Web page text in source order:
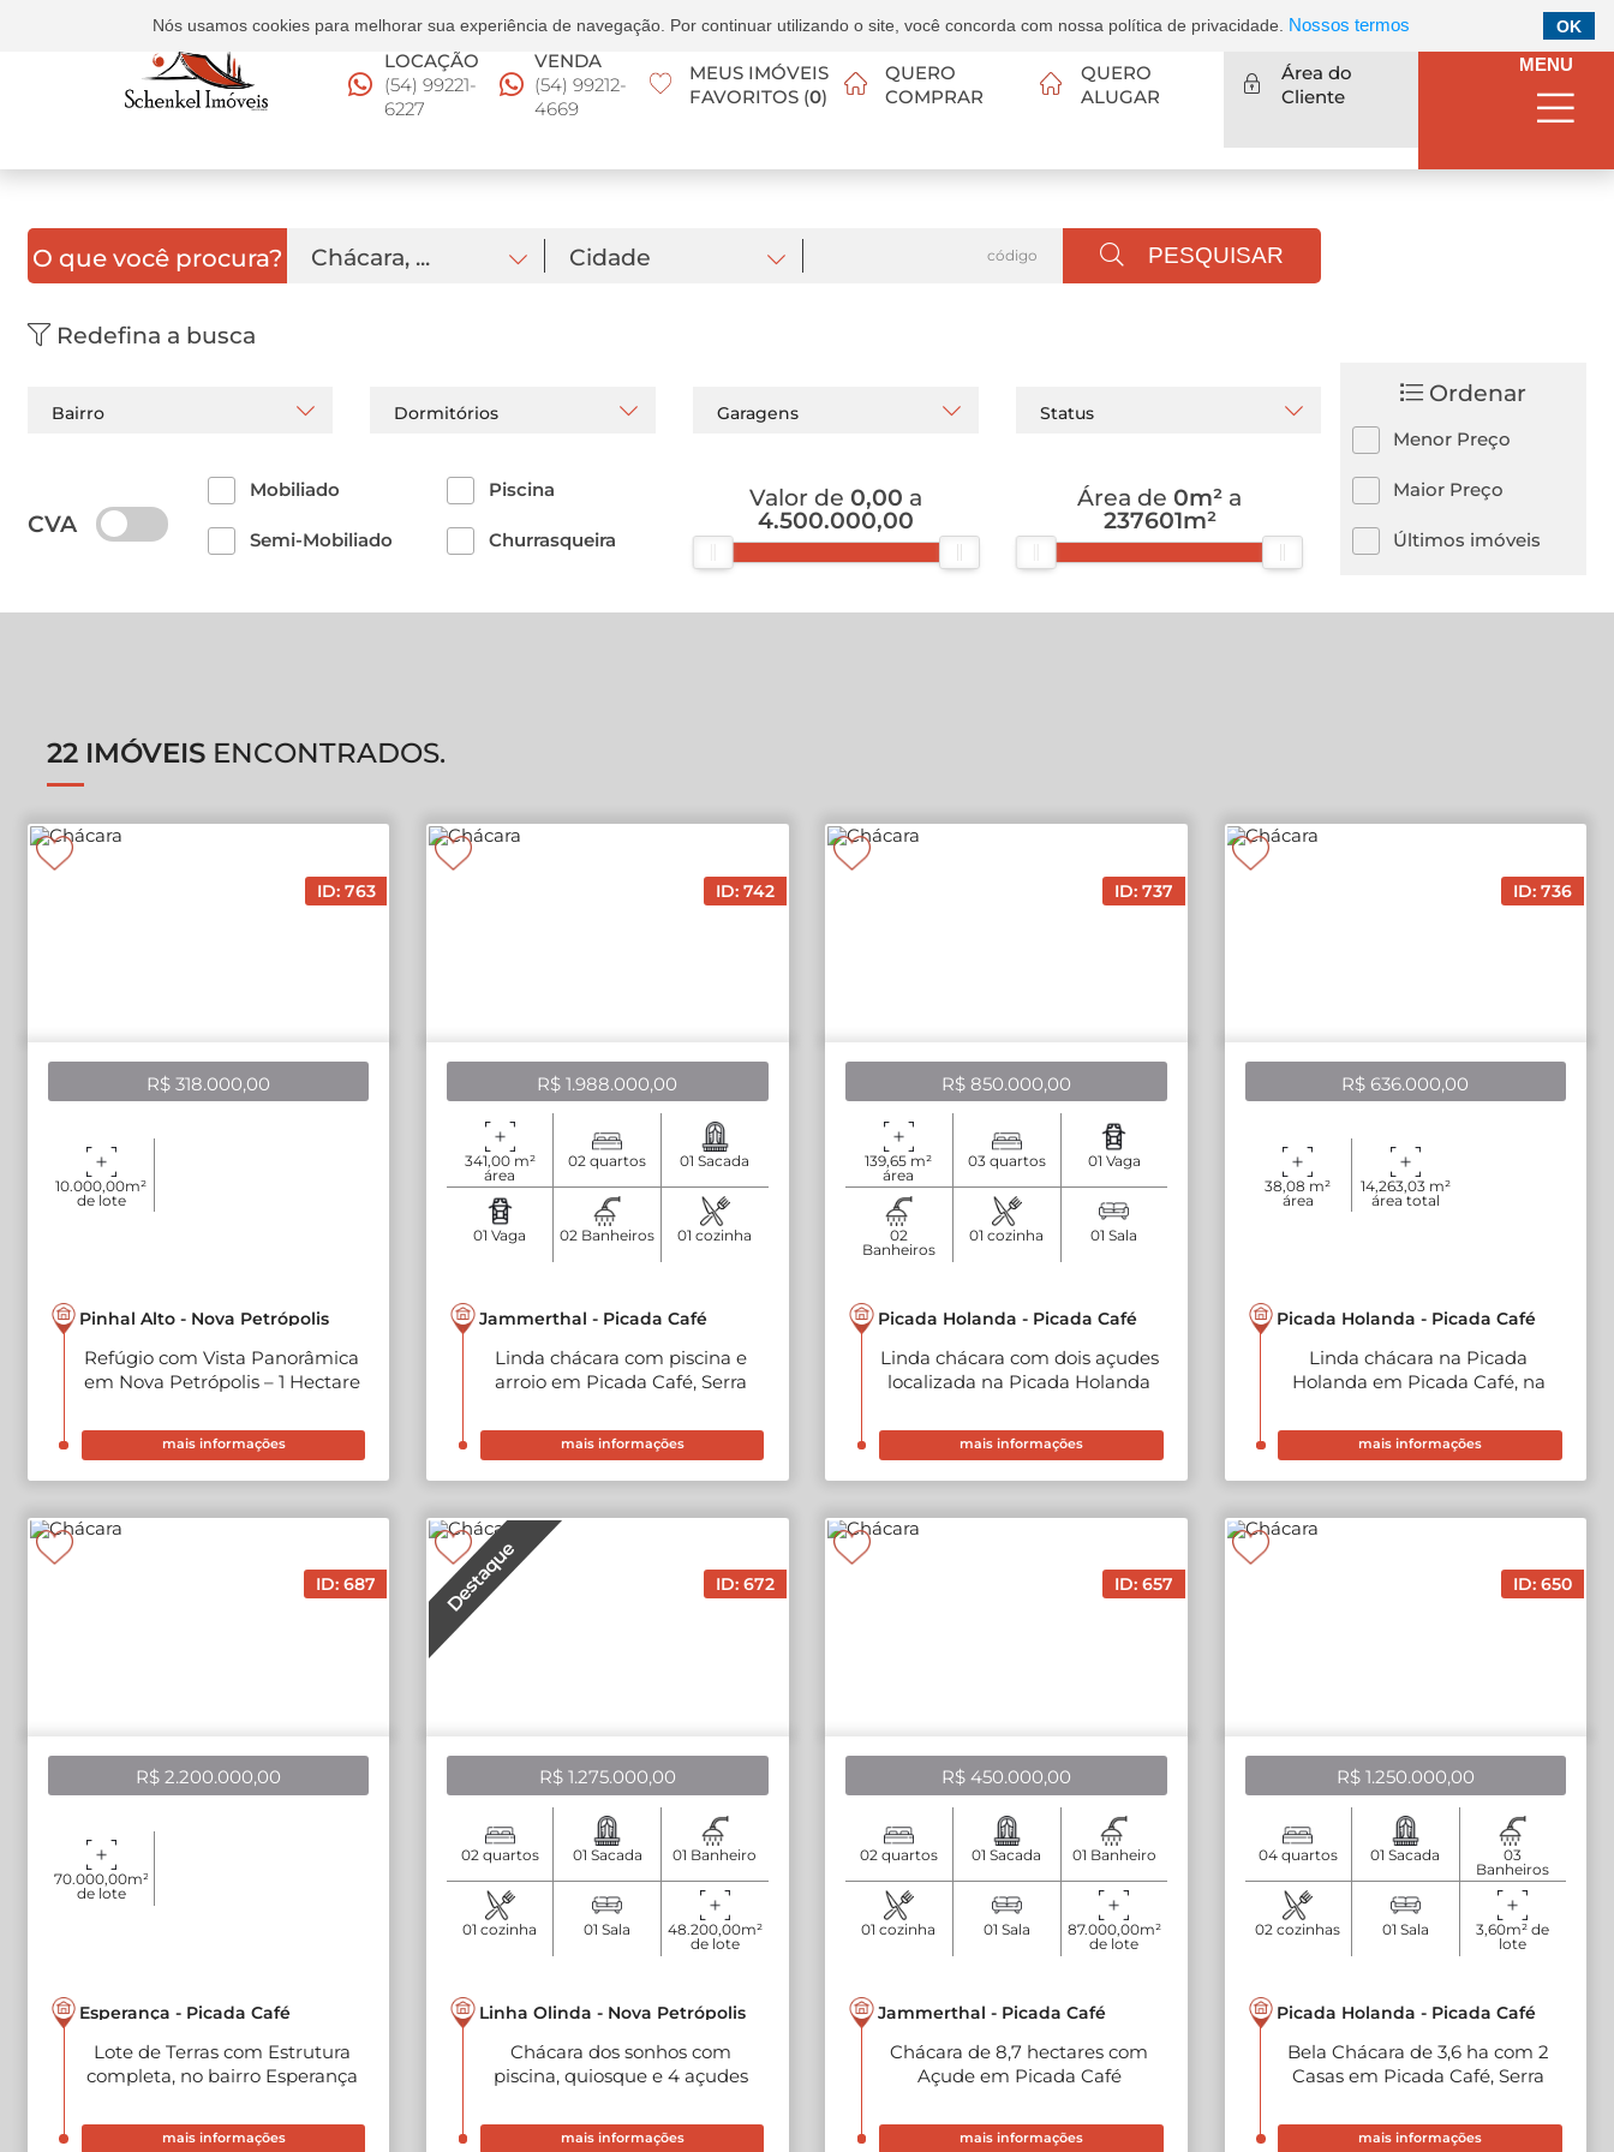
LOCAÇÃO
(54) 99221-
6227
VENDA
(54) 99212-
4669
MEUS IMÓVEIS
FAVORITOS (0)
QUERO
COMPRAR
QUERO
ALUGAR
Área do
Cliente
MENU
O que você procura? Chácara, ... Cidade PESQUISAR
Redefina a busca
Bairro Dormitórios Garagens Status
CVA
Mobiliado
Semi-Mobiliado
Piscina
Churrasqueira
Valor de0,00 a
4.500.000,00
Área de0m² a
237601m²
Ordenar
Menor Preço
Maior Preço
Últimos imóveis
22 IMÓVEISENCONTRADOS.
ID: 763
R$ 318.000,00
10.000,00m²
de lote
Pinhal Alto - Nova Petrópolis
Refúgio com Vista Panorâmica
em Nova Petrópolis – 1 Hectare
Santa Inês, Pinhal Alto
mais informações
ID: 742
R$ 1.988.000,00
341,00 m²
área
privativa
02 quartos 01 Sacada
01 Vaga 02 Banheiros 01 cozinha
Jammerthal - Picada Café
Linda chácara com piscina e
arroio em Picada Café, Serra
mais informações
ID: 737
R$ 850.000,00
139,65 m²
área
privativa
03 quartos 01 Vaga
02
Banheiros
01 cozinha 01 Sala
Picada Holanda - Picada Café
Linda chácara com dois açudes
localizada na Picada Holanda
mais informações
ID: 736
R$ 636.000,00
38,08 m²
área
14,263,03 m²
área total
Picada Holanda - Picada Café
Linda chácara na Picada
Holanda em Picada Café, na
mais informações
ID: 687
R$ 2.200.000,00
70.000,00m²
de lote
Esperança - Picada Café
Lote de Terras com Estrutura
completa, no bairro Esperança
mais informações
ID: 672
Destaque
R$ 1.275.000,00
02 quartos 01 Sacada 01 Banheiro
01 cozinha 01 Sala
48.200,00m²
de lote
Linha Olinda - Nova Petrópolis
Chácara dos sonhos com
piscina, quiosque e 4 açudes
mais informações
ID: 657
R$ 450.000,00
02 quartos 01 Sacada 01 Banheiro
01 cozinha 01 Sala
87.000,00m²
de lote
Jammerthal - Picada Café
Chácara de 8,7 hectares com
Açude em Picada Café
mais informações
ID: 650
R$ 1.250.000,00
04 quartos 01 Sacada
03
Banheiros
02 cozinhas 01 Sala
3,60m² de
lote
Picada Holanda - Picada Café
Bela Chácara de 3,6 ha com 2
Casas em Picada Café, Serra
mais informações
OK
Nós usamos cookies para melhorar sua experiência de navegação. Por continuar utilizando o site, você concorda com nossa política de privacidade. Nossos termos